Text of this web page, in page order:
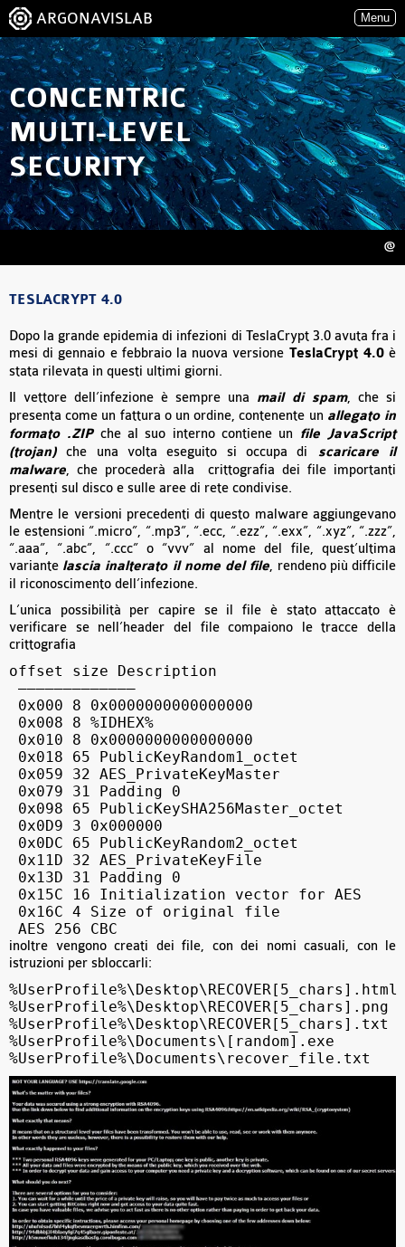
ARGONAVISLAB Menu
CONCENTRIC
MULTI-LEVEL
SECURITY
@
TESLACRYPT 4.0
Dopo la grande epidemia di infezioni di TeslaCrypt 3.0 avuta fra i
mesi di gennaio e febbraio la nuova versione TeslaCrypt 4.0è
stata rilevata in questi ultimi giorni.
Il vettore dell’infezione è sempre una mail di spam, che si
presenta come un fattura o un ordine, contenente un allegato in
formato .ZIPche al suo interno contiene un file JavaScript
(trojan)
che una volta eseguito si occupa di
scaricare il
malware, che procederà alla crittografia dei file importanti
presenti sul disco e sulle aree di rete condivise.
Mentre le versioni precedenti di questo malware aggiungevano
le estensioni “.micro”, “.mp3”, “.ecc, “.ezz”, “.exx”, “.xyz”, “.zzz”,
“.aaa”, “.abc”, “.ccc” o “vvv” al nome del file, quest’ultima
variante lascia inalterato il nome del file, rendeno più difficile
il riconoscimento dell’infezione.
L’unica possibilità per capire se il file è stato attaccato è
verificare se nell’header del file compaiono le tracce della
crittografia
offset size Description
————————————–
0x000 8 0x0000000000000000
0x008 8 %IDHEX%
0x010 8 0x0000000000000000
0x018 65 PublicKeyRandom1_octet
0x059 32 AES_PrivateKeyMaster
0x079 31 Padding 0
0x098 65 PublicKeySHA256Master_octet
0x0D9 3 0x000000
0x0DC 65 PublicKeyRandom2_octet
0x11D 32 AES_PrivateKeyFile
0x13D 31 Padding 0
0x15C 16 Initialization vector for AES
0x16C 4 Size of original file
AES 256 CBC
inoltre vengono creati dei file, con dei nomi casuali, con le
istruzioni per sbloccarli:
%UserProfile%\Desktop\RECOVER[5_chars].html
%UserProfile%\Desktop\RECOVER[5_chars].png
%UserProfile%\Desktop\RECOVER[5_chars].txt
%UserProfile%\Documents\[random].exe
%UserProfile%\Documents\recover_file.txt